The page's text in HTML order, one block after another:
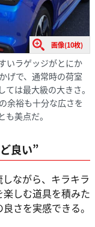
画像(10枚)
いラゲッジがとにか
げで、通常時の荷室
は最大級の大きさ。
余裕も十分な広さを
美点だ。
良い”
ながら、キラキラ
しむ道具を積みた
さを実感できる。